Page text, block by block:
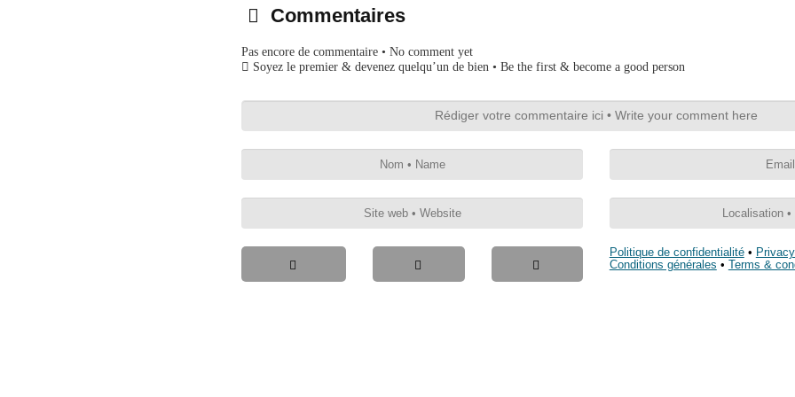
Commentaires
Pas encore de commentaire • No comment yet
Soyez le premier & devenez quelqu’un de bien • Be the first & become a good person
Politique de confidentialité•
Conditions générales • Terms &